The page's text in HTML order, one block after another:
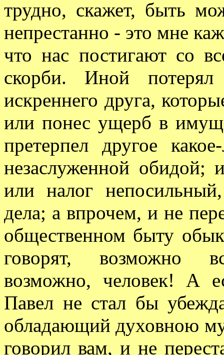
трудно, скажет, быть
непрестанно - это мне
что нас постигают со
скорби. Иной
искреннего друга,
или понес ущерб в
претерпел другое
незаслуженной обидой;
или налог
дела; а впрочем, и не
общественном быту
говорят, возможно
возможно, человек! А
Павел не стал бы
обладающий духовною
говорил вам, и не